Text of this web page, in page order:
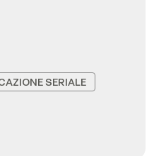
SERIALE